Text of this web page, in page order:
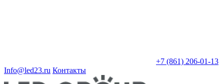
+7 (861) 206-01-13
Info@led23.ru Контакты